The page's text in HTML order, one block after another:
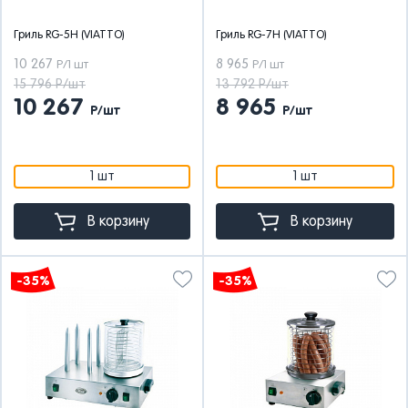
Гриль RG-5H (VIATTO)
10 267 Р/1 шт
15 796 Р/шт
10 267 Р/шт
1 шт
В корзину
Гриль RG-7H (VIATTO)
8 965 Р/1 шт
13 792 Р/шт
8 965 Р/шт
1 шт
В корзину
-35% -35%